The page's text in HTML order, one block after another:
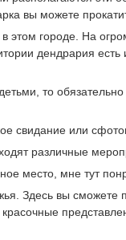
вы можете
городе. На
дендрария
то
свидание или
различные
место, мне тут
Здесь вы сможете
красочные